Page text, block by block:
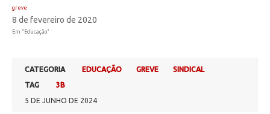
greve
8 de fevereiro de 2020
Em "Educação"
CATEGORIA EDUCAÇÃO GREVE
SINDICAL
TAG
3B
5 DE JUNHO DE 2024